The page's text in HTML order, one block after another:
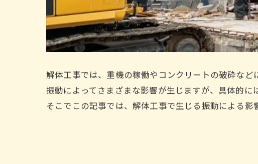
解体工事では、重機の稼働やコンクリートの破砕など
振動によってさまざまな影響が生じますが、具体的に
そこでこの記事では、解体工事で生じる振動による影